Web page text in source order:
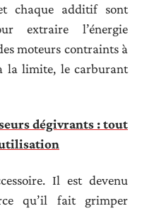
chaque additif sont
extraire l’énergie
moteurs contraints à
la limite, le carburant
dégivrants : tout
Il est devenu
qu’il fait grimper